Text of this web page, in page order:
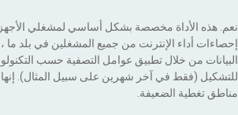
نعم. هذه الأداة مخصصة بشكل أساسي لمشغلي الأجهزة
إحصاءات أداء الإنترنت من جميع المشغلين في بلد ما
للتشكيل (فقط في آخر شهرين على سبيل المثال). إنها
مناطق تغطية الضعيفة.